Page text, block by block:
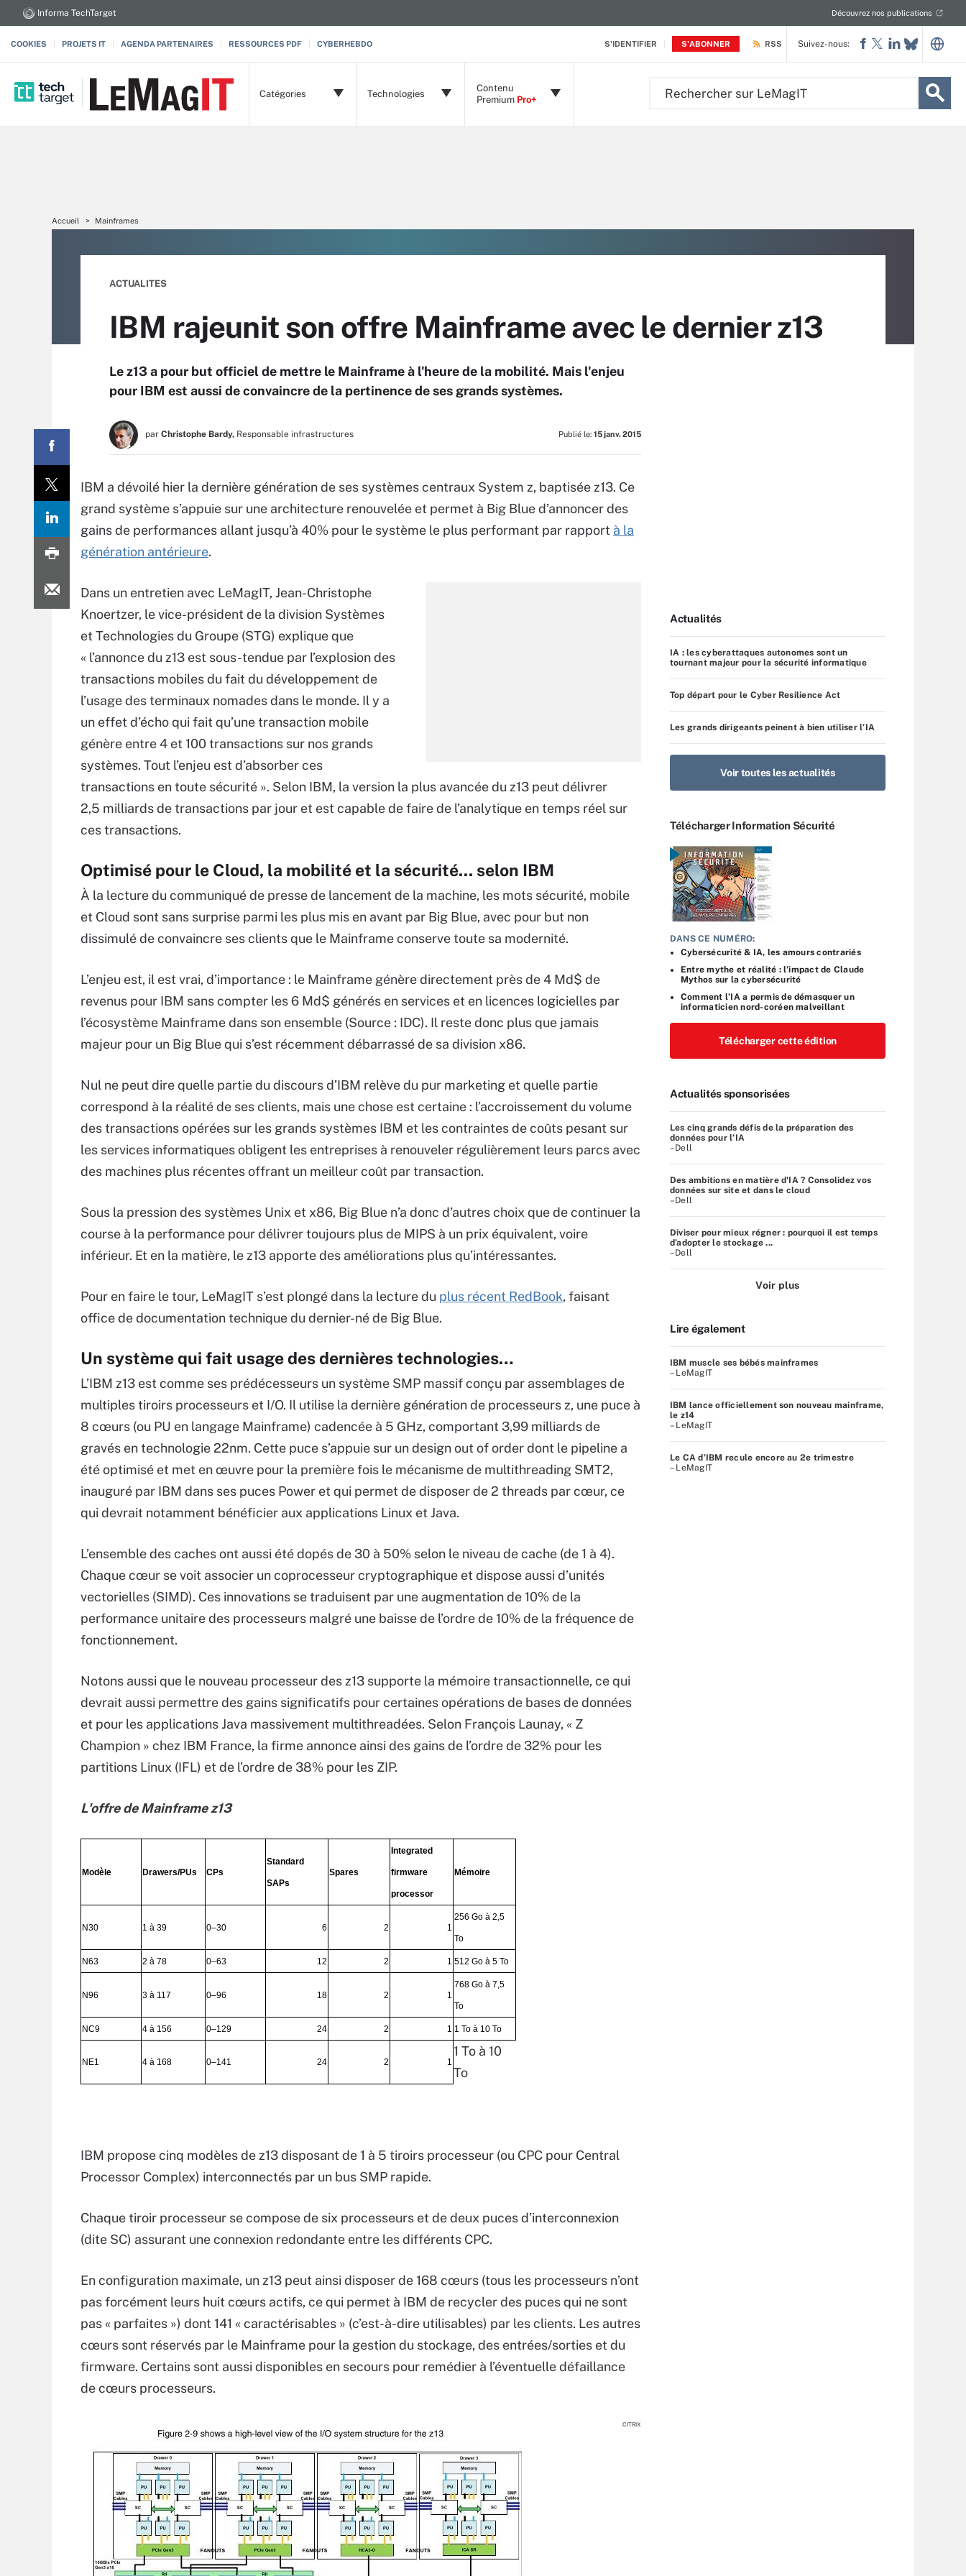
S'IDENTIFIER S'ABONNER
Informa TechTarget Découvrez nos publications
COOKIES PROJETS IT AGENDA PARTENAIRES RESSOURCES PDF CYBERHEBDO RSS
Catégories Technologies
Contenu
Premium Pro+
Suivez-nous:
Accueil Mainframes
ACTUALITES
IBM rajeunit son offre Mainframe avec le dernier z13
Le z13 a pour but officiel de mettre le Mainframe à l'heure de la mobilité. Mais l'enjeu
pour IBM est aussi de convaincre de la pertinence de ses grands systèmes.
par Christophe Bardy, Responsable infrastructures Publié le: 15 janv. 2015
IBM a dévoilé hier la dernière génération de ses systèmes centraux System z, baptisée z13. Ce
grand système s’appuie sur une architecture renouvelée et permet à Big Blue d’annoncer des
gains de performances allant jusqu’à 40% pour le système le plus performant par rapport à la
génération antérieure.
Dans un entretien avec LeMagIT, Jean-Christophe
Knoertzer, le vice-président de la division Systèmes
et Technologies du Groupe (STG) explique que
« l’annonce du z13 est sous-tendue par l’explosion des
transactions mobiles du fait du développement de
l’usage des terminaux nomades dans le monde. Il y a
un effet d’écho qui fait qu’une transaction mobile
génère entre 4 et 100 transactions sur nos grands
systèmes. Tout l’enjeu est d’absorber ces
transactions en toute sécurité ». Selon IBM, la version la plus avancée du z13 peut délivrer
2,5 milliards de transactions par jour et est capable de faire de l’analytique en temps réel sur
ces transactions.
Optimisé pour le Cloud, la mobilité et la sécurité... selon IBM
À la lecture du communiqué de presse de lancement de la machine, les mots sécurité, mobile
et Cloud sont sans surprise parmi les plus mis en avant par Big Blue, avec pour but non
dissimulé de convaincre ses clients que le Mainframe conserve toute sa modernité.
L’enjeu est, il est vrai, d’importance : le Mainframe génère directement près de 4 Md$ de
revenus pour IBM sans compter les 6 Md$ générés en services et en licences logicielles par
l’écosystème Mainframe dans son ensemble (Source : IDC). Il reste donc plus que jamais
majeur pour un Big Blue qui s’est récemment débarrassé de sa division x86.
Nul ne peut dire quelle partie du discours d’IBM relève du pur marketing et quelle partie
correspond à la réalité de ses clients, mais une chose est certaine : l’accroissement du volume
des transactions opérées sur les grands systèmes IBM et les contraintes de coûts pesant sur
les services informatiques obligent les entreprises à renouveler régulièrement leurs parcs avec
des machines plus récentes offrant un meilleur coût par transaction.
Sous la pression des systèmes Unix et x86, Big Blue n’a donc d’autres choix que de continuer la
course à la performance pour délivrer toujours plus de MIPS à un prix équivalent, voire
inférieur. Et en la matière, le z13 apporte des améliorations plus qu’intéressantes.
Pour en faire le tour, LeMagIT s’est plongé dans la lecture du plus récent RedBook, faisant
office de documentation technique du dernier-né de Big Blue.
Un système qui fait usage des dernières technologies…
L’IBM z13 est comme ses prédécesseurs un système SMP massif conçu par assemblages de
multiples tiroirs processeurs et I/O. Il utilise la dernière génération de processeurs z, une puce à
8 cœurs (ou PU en langage Mainframe) cadencée à 5 GHz, comportant 3,99 milliards de
gravés en technologie 22nm. Cette puce s’appuie sur un design out of order dont le pipeline a
été optimisé et met en œuvre pour la première fois le mécanisme de multithreading SMT2,
inauguré par IBM dans ses puces Power et qui permet de disposer de 2 threads par cœur, ce
qui devrait notamment bénéficier aux applications Linux et Java.
L’ensemble des caches ont aussi été dopés de 30 à 50% selon le niveau de cache (de 1 à 4).
Chaque cœur se voit associer un coprocesseur cryptographique et dispose aussi d’unités
vectorielles (SIMD). Ces innovations se traduisent par une augmentation de 10% de la
performance unitaire des processeurs malgré une baisse de l’ordre de 10% de la fréquence de
fonctionnement.
Notons aussi que le nouveau processeur des z13 supporte la mémoire transactionnelle, ce qui
devrait aussi permettre des gains significatifs pour certaines opérations de bases de données
et pour les applications Java massivement multithreadées. Selon François Launay, « Z
Champion » chez IBM France, la firme annonce ainsi des gains de l’ordre de 32% pour les
partitions Linux (IFL) et de l’ordre de 38% pour les ZIP.
L'offre de Mainframe z13
Modèle Drawers/PUs CPs
Standard
SAPs
Spares
Integrated
firmware
processor
Mémoire
N30 1 à 39 0–30 6 2 1
256 Go à 2,5
To
N63 2 à 78 0–63 12 2 1 512 Go à 5 To
N96 3 à 117 0–96 18 2 1
768 Go à 7,5
To
NC9 4 à 156 0–129 24 2 1 1 To à 10 To
NE1 4 à 168 0–141 24 2 1
1 To à 10
To
IBM propose cinq modèles de z13 disposant de 1 à 5 tiroirs processeur (ou CPC pour Central
Processor Complex) interconnectés par un bus SMP rapide.
Chaque tiroir processeur se compose de six processeurs et de deux puces d’interconnexion
(dite SC) assurant une connexion redondante entre les différents CPC.
En configuration maximale, un z13 peut ainsi disposer de 168 cœurs (tous les processeurs n’ont
pas forcément leurs huit cœurs actifs, ce qui permet à IBM de recycler des puces qui ne sont
pas « parfaites ») dont 141 « caractérisables » (c’est-à-dire utilisables) par les clients. Les autres
cœurs sont réservés par le Mainframe pour la gestion du stockage, des entrées/sorties et du
firmware. Certains sont aussi disponibles en secours pour remédier à l’éventuelle défaillance
de cœurs processeurs.
CITRIX
Actualités
IA : les cyberattaques autonomes sont un
tournant majeur pour la sécurité informatique
Top départ pour le Cyber Resilience Act
Les grands dirigeants peinent à bien utiliser l’IA
Voir toutes les actualités
Télécharger Information Sécurité
DANS CE NUMÉRO:
Cybersécurité & IA, les amours contrariés
Entre mythe et réalité : l’impact de Claude
Mythos sur la cybersécurité
Comment l’IA a permis de démasquer un
informaticien nord-coréen malveillant
Télécharger cette édition
Actualités sponsorisées
Les cinq grands défis de la préparation des
données pour l’IA
–Dell
Des ambitions en matière d'IA ? Consolidez vos
données sur site et dans le cloud
–Dell
Diviser pour mieux régner : pourquoi il est temps
d’adopter le stockage ...
–Dell
Voir plus
Lire également
IBM muscle ses bébés mainframes
– LeMagIT
IBM lance officiellement son nouveau mainframe,
le z14
– LeMagIT
Le CA d’IBM recule encore au 2e trimestre
– LeMagIT